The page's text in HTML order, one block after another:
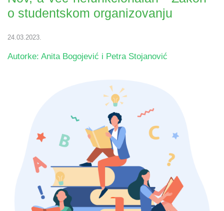
o studentskom organizovanju
24.03.2023.
Autorke: Anita Bogojević i Petra Stojanović